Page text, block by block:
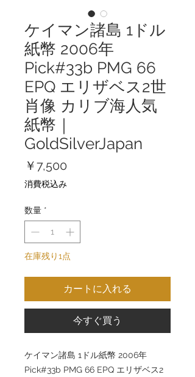
ケイマン諸島 1ドル
紙幣 2006年
Pick#33b PMG 66
EPQ エリザベス2世
肖像 カリブ海人気
紙幣｜
GoldSilverJapan
￥7,500
消費税込み
数量 *
在庫残り1点
カートに入れる
今すぐ買う
ケイマン諸島 1ドル紙幣 2006年
Pick#33b PMG 66 EPQ エリザベス2